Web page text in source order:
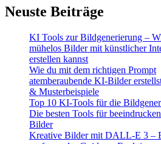
Neuste Beiträge
KI Tools zur Bildgenerierung –
mühelos Bilder mit künstlicher
erstellen kannst
Wie du mit dem richtigen Prompt
atemberaubende KI-Bilder
& Musterbeispiele
Top 10 KI-Tools für die
Die besten Tools für
Bilder
Kreative Bilder mit DALL-E 3 –